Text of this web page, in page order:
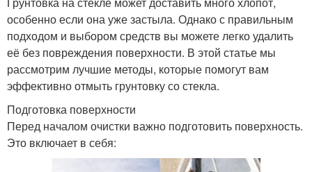
особенно если она уже застыла. Однако с правильным
подходом и выбором средств вы можете легко удалить
её без повреждения поверхности. В этой статье мы
рассмотрим лучшие методы, которые помогут вам
эффективно отмыть грунтовку со стекла.
Подготовка поверхности
Перед началом очистки важно подготовить поверхность.
Это включает в себя: